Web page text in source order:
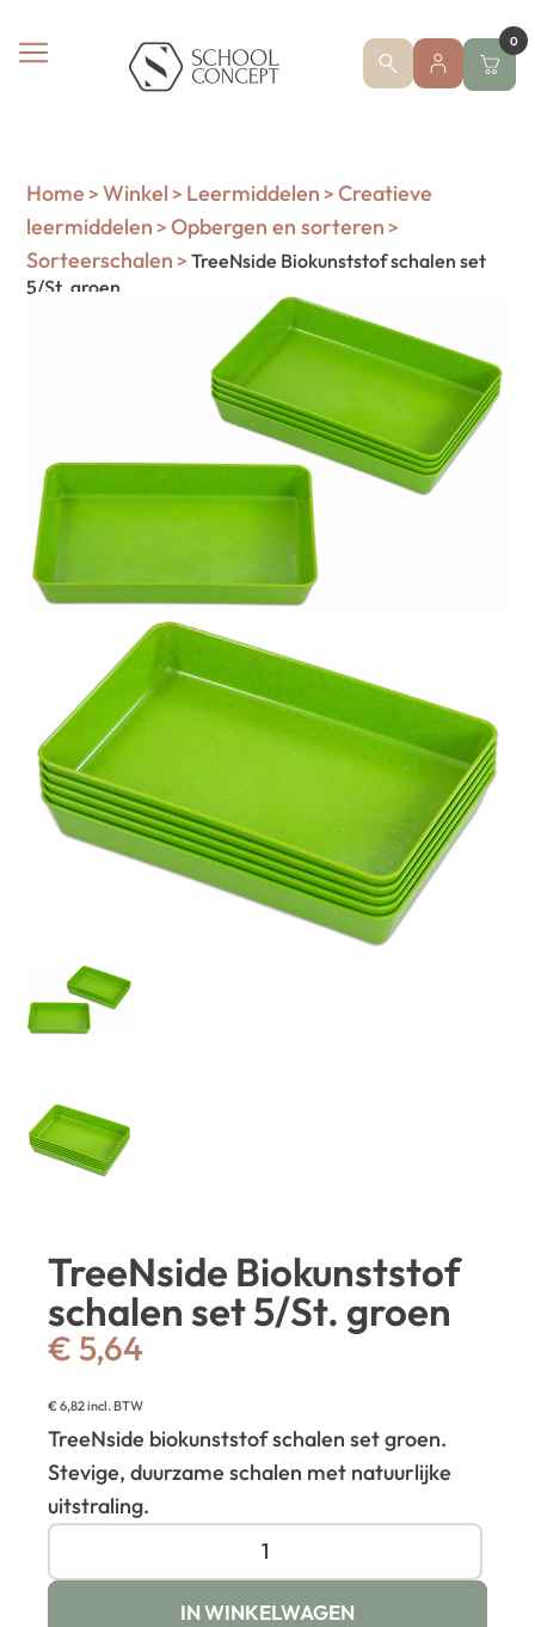
0
Home > Winkel > Leermiddelen > Creatieve
leermiddelen > Opbergen en sorteren >
Sorteerschalen > TreeNside Biokunststof schalen set
5/St. groen
TreeNside Biokunststof
schalen set 5/St. groen
€ 5,64
€6,82incl. BTW
TreeNside biokunststof schalen set groen.
Stevige, duurzame schalen met natuurlijke
uitstraling.
IN WINKELWAGEN